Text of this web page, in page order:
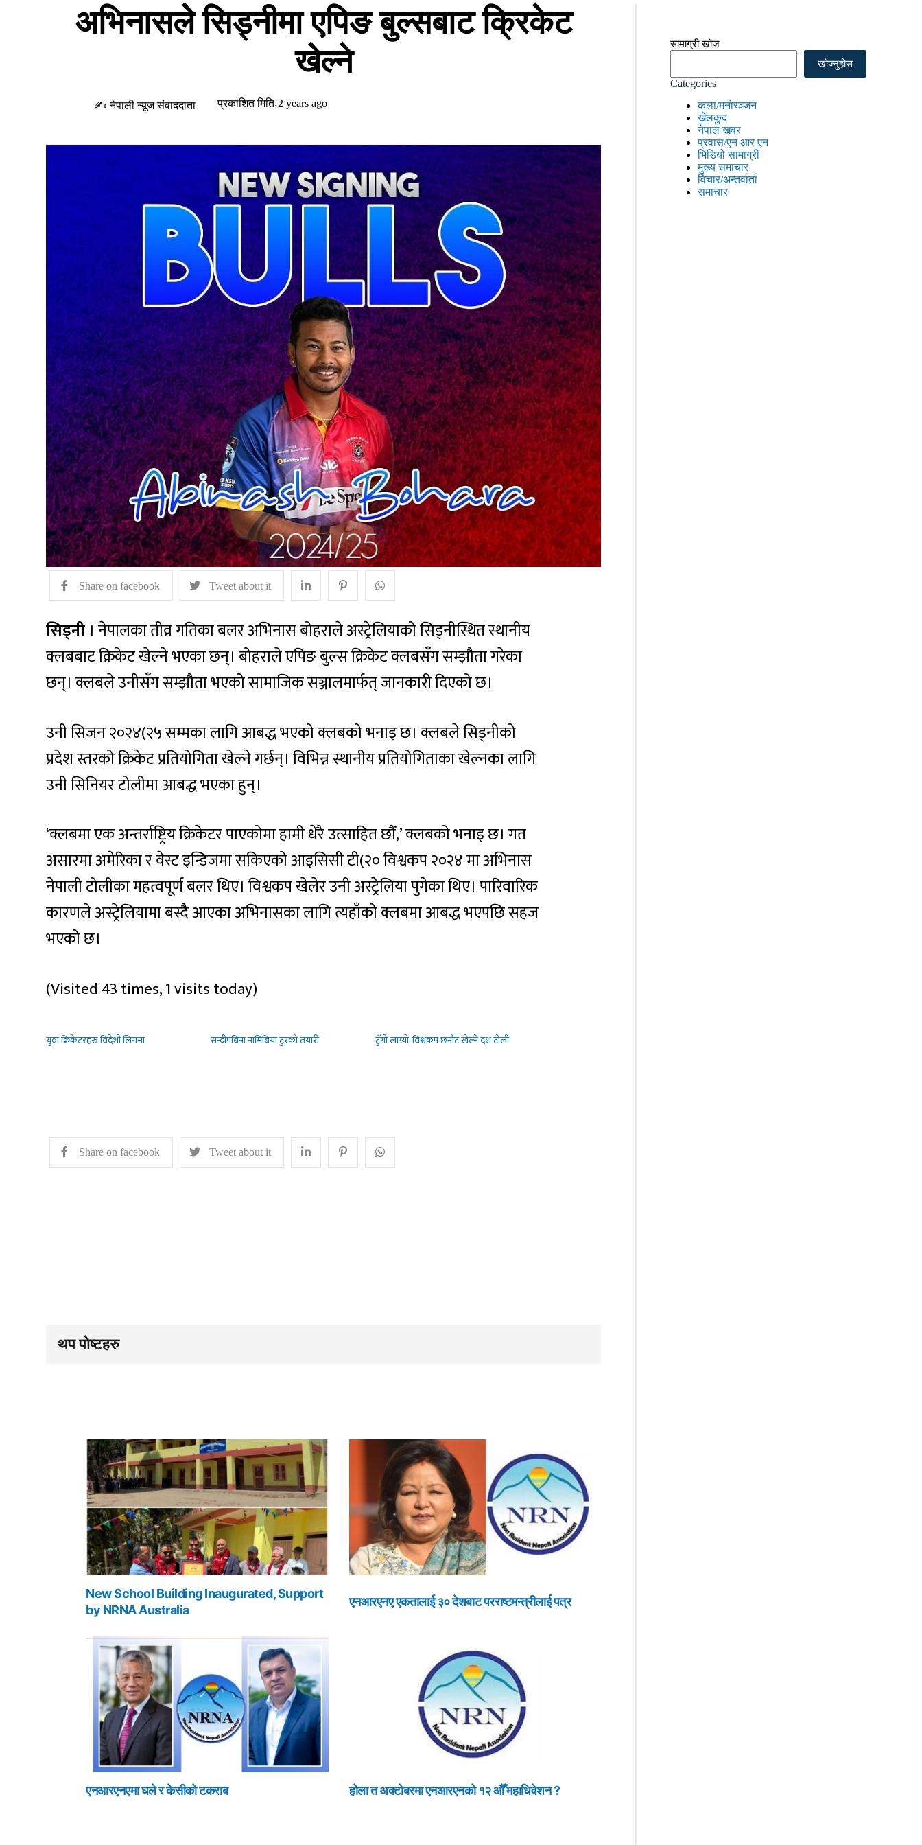
अभिनासले सिड्नीमा एपिङ बुल्सबाट क्रिकेट
खेल्ने
✍ नेपाली न्यूज संवाददाता प्रकाशित मितिः2 years ago
Share on facebook Tweet about it
सिड्नी । नेपालका तीव्र गतिका बलर अभिनास बोहराले अस्ट्रेलियाको सिड्नीस्थित स्थानीय
क्लबबाट क्रिकेट खेल्ने भएका छन्। बोहराले एपिङ बुल्स क्रिकेट क्लबसँग सम्झौता गरेका
छन्। क्लबले उनीसँग सम्झौता भएको सामाजिक सञ्जालमार्फत् जानकारी दिएको छ।
उनी सिजन २०२४(२५ सम्मका लागि आबद्ध भएको क्लबको भनाइ छ। क्लबले सिड्नीको
प्रदेश स्तरको क्रिकेट प्रतियोगिता खेल्ने गर्छन्। विभिन्न स्थानीय प्रतियोगिताका खेल्नका लागि
उनी सिनियर टोलीमा आबद्ध भएका हुन्।
‘क्लबमा एक अन्तर्राष्ट्रिय क्रिकेटर पाएकोमा हामी धेरै उत्साहित छौं,’ क्लबको भनाइ छ। गत
असारमा अमेरिका र वेस्ट इन्डिजमा सकिएको आइसिसी टी(२० विश्वकप २०२४ मा अभिनास
नेपाली टोलीका महत्वपूर्ण बलर थिए। विश्वकप खेलेर उनी अस्ट्रेलिया पुगेका थिए। पारिवारिक
कारणले अस्ट्रेलियामा बस्दै आएका अभिनासका लागि त्यहाँको क्लबमा आबद्ध भएपछि सहज
भएको छ।
(Visited 43 times, 1 visits today)
युवा क्रिकेटरहरु विदेशी लिगमा सन्दीपबिना नामिबिया टुरको तयारी टुँगो लाग्यो, विश्वकप छनौट खेल्ने दश टोली
Share on facebook Tweet about it
थप पोष्टहरु
New School Building Inaugurated, Support
by NRNA Australia
एनआरएनए एकतालाई ३० देशबाट परराष्टमन्त्रीलाई पत्र
एनआरएनएमा घले र केसीको टकराब होला त अक्टोबरमा एनआरएनको १२ औँ महाधिवेशन ?
सामाग्री खोज
खोज्नुहोस
Categories
कला/मनोरञ्जन
खेलकुद
नेपाल खवर
प्रवास/एन आर एन
भिडियो सामाग्री
मुख्य समाचार
विचार/अन्तर्वार्ता
समाचार